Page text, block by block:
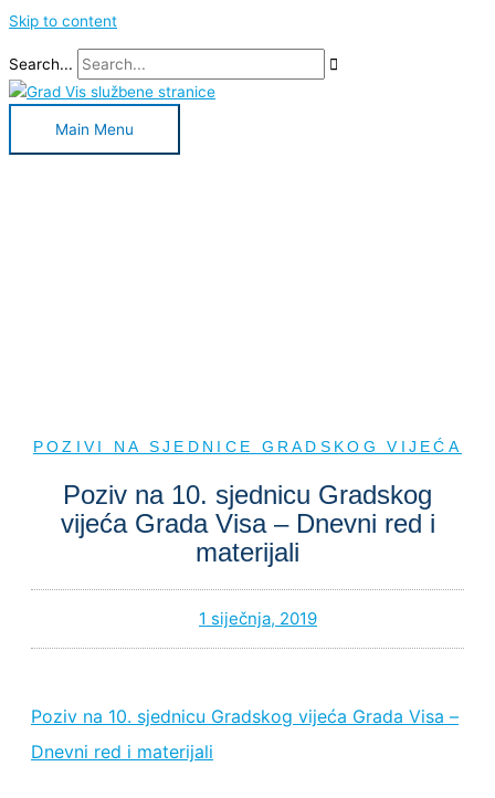
Skip to content
Search...
Main Menu
POZIVI NA SJEDNICE GRADSKOG VIJEĆA
Poziv na 10. sjednicu Gradskog
vijeća Grada Visa – Dnevni red i
materijali
1 siječnja, 2019
Poziv na 10. sjednicu Gradskog vijeća Grada Visa –
Dnevni red i materijali